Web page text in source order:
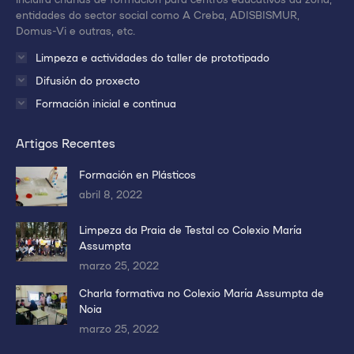
entidades do sector social como A Creba, ADISBISMUR,
Domus-Vi e outras, etc.
Limpeza e actividades do taller de prototipado
Difusión do proxecto
Formación inicial e continua
Artigos Recentes
Formación en Plásticos
abril 8, 2022
Limpeza da Praia de Testal co Colexio María
Assumpta
marzo 25, 2022
Charla formativa no Colexio María Assumpta de
Noia
marzo 25, 2022